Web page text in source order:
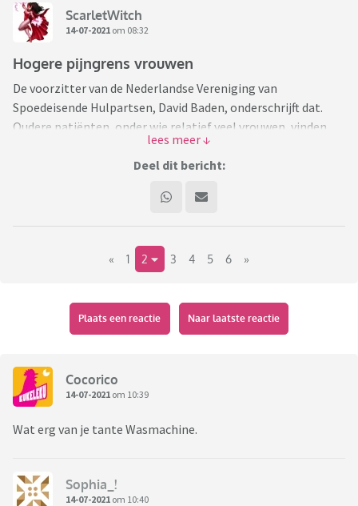
ScarletWitch
14-07-2021 om 08:32
Hogere pijngrens vrouwen
De voorzitter van de Nederlandse Vereniging van
Spoedeisende Hulpartsen, David Baden, onderschrijft dat.
Oudere patiënten, onder wie relatief veel vrouwen, vinden
het volgens hem soms lastig aan te geven waar precies de
pijn zit. De noodzaak van opname in een gespecialiseerd
dit ook aan de hand van de hogere pijngrens van vrouwen:
"Omdat ze vaak al bekend zijn met meerdere pijntjes."
Hier kan ik mij zo aan irriteren hè... Vrouwen hebben een
pijntjes??? Lekker bagatelliserend
Deel dit bericht:
« 1 2 3 4 5 6 »
Plaats een reactie Naar laatste reactie
Cocorico
14-07-2021 om 10:39
Wat erg van je tante Wasmachine.
Sophia_!
14-07-2021 om 10:40